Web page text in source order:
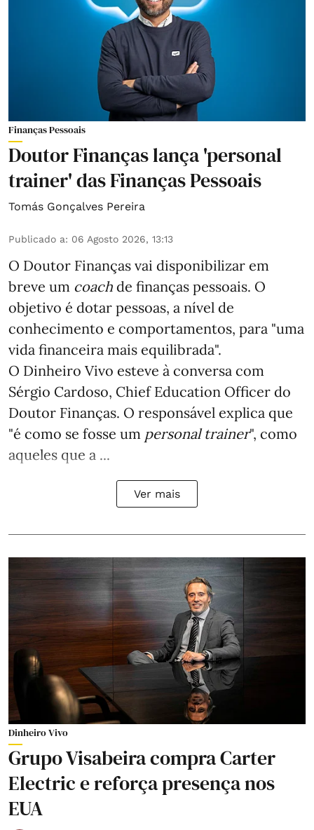
Finanças Pessoais
Doutor Finanças lança 'personal
trainer' das Finanças Pessoais
Tomás Gonçalves Pereira
Publicado a: 06 Agosto 2026, 13:13
O Doutor Finanças vai disponibilizar em
breve um coach de finanças pessoais. O
objetivo é dotar pessoas, a nível de
conhecimento e comportamentos, para "uma
vida financeira mais equilibrada".
O Dinheiro Vivo esteve à conversa com
Sérgio Cardoso, Chief Education Officer do
Doutor Finanças. O responsável explica que
"é como se fosse um personal trainer", como
aqueles que a ...
Ver mais
Dinheiro Vivo
Grupo Visabeira compra Carter
Electric e reforça presença nos
EUA